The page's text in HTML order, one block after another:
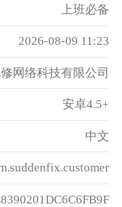
上班必备
2026-08-09 11:23
网络科技有限公司
安卓4.5+
中文